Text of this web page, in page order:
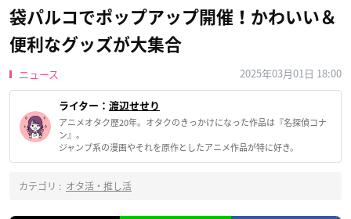
袋パルコでポップアップ開催！かわいい＆
便利なグッズが大集合
ニュース 2025年03月01日 18:00
ライター： 渡辺せせり
アニメオタク歴20年。オタクのきっかけになった作品は『名探偵コナ
ン』。
ジャンプ系の漫画やそれを原作としたアニメ作品が特に好き。
カテゴリ : オタ活・推し活